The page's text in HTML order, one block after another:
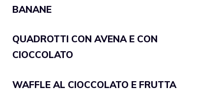
BANANE
QUADROTTI CON AVENA E CON
CIOCCOLATO
WAFFLE AL CIOCCOLATO E FRUTTA